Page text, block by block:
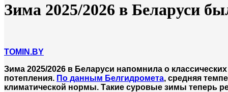
Зима 2025/2026 в Беларуси
TOMIN.BY
Зима 2025/2026 в Беларуси напомнила о
потепления. По данным Белгидромета, средняя
климатической нормы. Такие суровые зимы теперь